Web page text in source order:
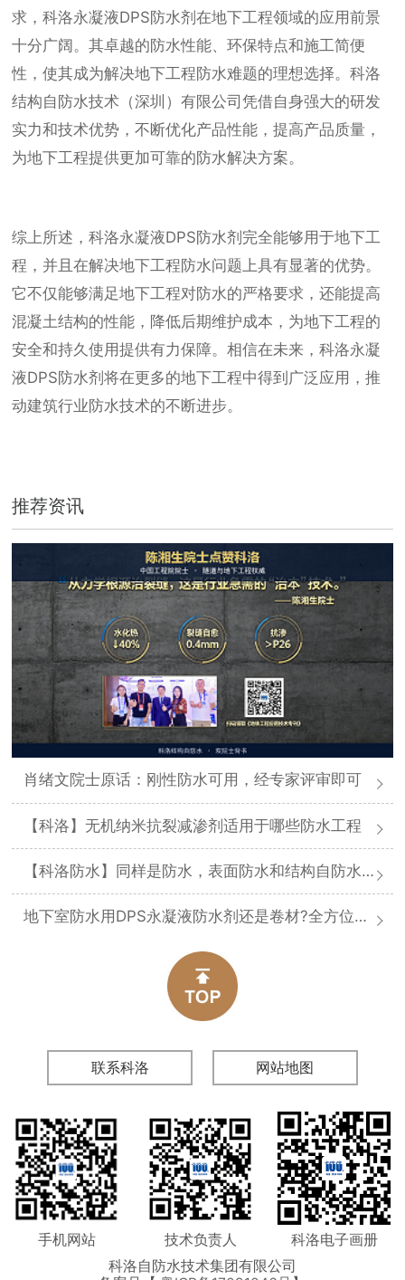
求，科洛永凝液DPS防水剂在地下工程领域的应用前景
十分广阔。其卓越的防水性能、环保特点和施工简便
性，使其成为解决地下工程防水难题的理想选择。科洛
结构自防水技术（深圳）有限公司凭借自身强大的研发
实力和技术优势，不断优化产品性能，提高产品质量，
为地下工程提供更加可靠的防水解决方案。
综上所述，科洛永凝液DPS防水剂完全能够用于地下工
程，并且在解决地下工程防水问题上具有显著的优势。
它不仅能够满足地下工程对防水的严格要求，还能提高
混凝土结构的性能，降低后期维护成本，为地下工程的
安全和持久使用提供有力保障。相信在未来，科洛永凝
液DPS防水剂将在更多的地下工程中得到广泛应用，推
动建筑行业防水技术的不断进步。
推荐资讯
肖绪文院士原话：刚性防水可用，经专家评审即可
【科洛】无机纳米抗裂减渗剂适用于哪些防水工程
【科洛防水】同样是防水，表面防水和结构自防水差在哪
地下室防水用DPS永凝液防水剂还是卷材?全方位对比分析
联系科洛 网站地图
手机网站 技术负责人
科洛电子画册
科洛自防水技术集团有限公司